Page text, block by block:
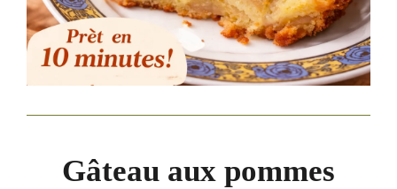
Gâteau aux pommes